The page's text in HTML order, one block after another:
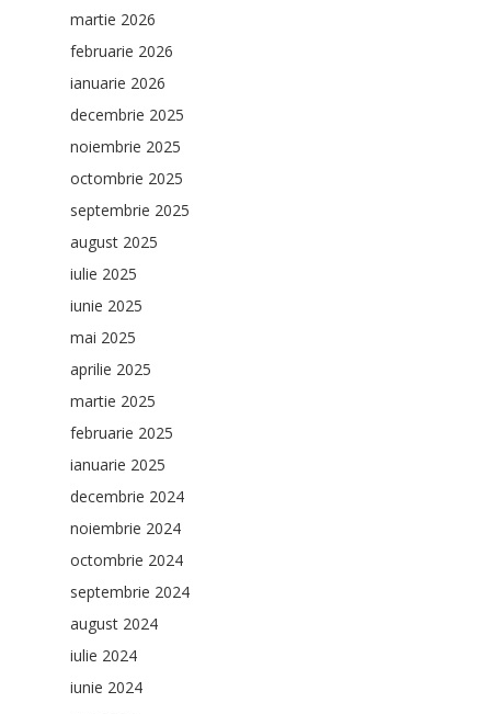
martie 2026
februarie 2026
ianuarie 2026
decembrie 2025
noiembrie 2025
octombrie 2025
septembrie 2025
august 2025
iulie 2025
iunie 2025
mai 2025
aprilie 2025
martie 2025
februarie 2025
ianuarie 2025
decembrie 2024
noiembrie 2024
octombrie 2024
septembrie 2024
august 2024
iulie 2024
iunie 2024